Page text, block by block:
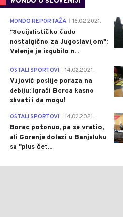
REGION | Pre 10 h
URUŠIO SE BALKON
NAPUŠTENE KUĆE U
RIJECI: POVRIJEĐENA DVA
MONDO REPORTAŽA 16.02.2021.
"Socijalističko čudo
nostalgično za Jugoslavijom":
Velenje je izgubilo n...
OSTALI SPORTOVI 14.02.2021.
Vujović poslije poraza na
debiju: Igrači Borca kasno
shvatili da mogu!
OSTALI SPORTOVI 14.02.2021.
Borac potonuo, pa se vratio,
ali Gorenje dolazi u Banjaluku
sa "plus čet...